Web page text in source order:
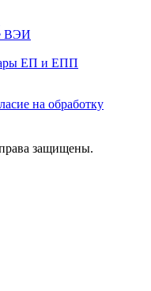
ВЭИ
ЕП и ЕПП
на обработку
защищены.